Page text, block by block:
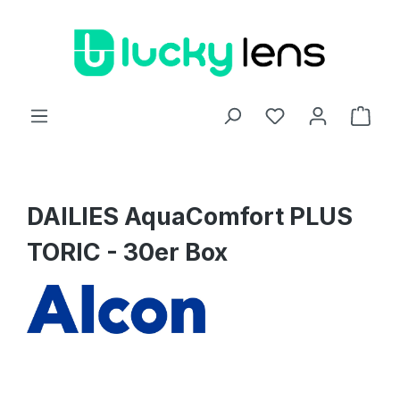
DAILIES AquaComfort PLUS
TORIC - 30er Box